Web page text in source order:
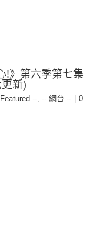
!》第六季第七集
新)
--, -- 網台 --
0